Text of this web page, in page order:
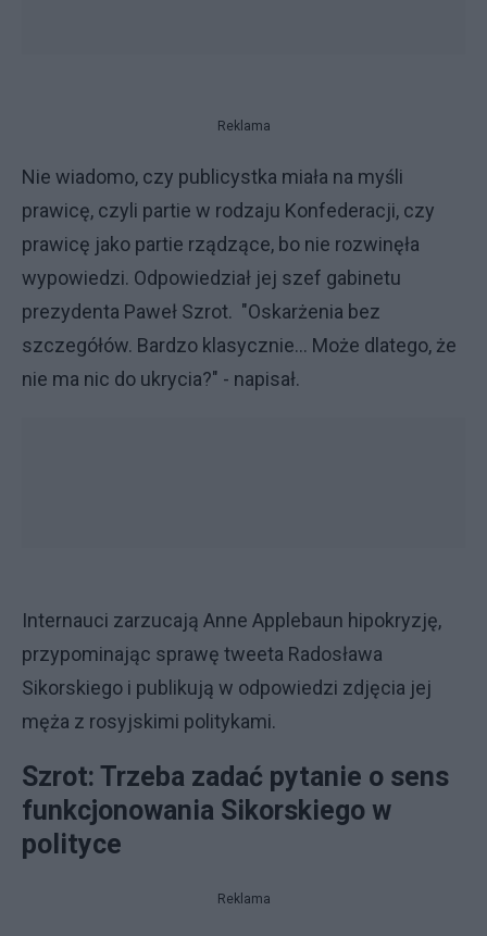
Reklama
Nie wiadomo, czy publicystka miała na myśli
prawicę, czyli partie w rodzaju Konfederacji, czy
prawicę jako partie rządzące, bo nie rozwinęła
wypowiedzi. Odpowiedział jej szef gabinetu
prezydenta Paweł Szrot. "Oskarżenia bez
szczegółów. Bardzo klasycznie... Może dlatego, że
nie ma nic do ukrycia?" - napisał.
Internauci zarzucają Anne Applebaun hipokryzję,
przypominając sprawę tweeta Radosława
Sikorskiego i publikują w odpowiedzi zdjęcia jej
męża z rosyjskimi politykami.
Szrot: Trzeba zadać pytanie o sens
funkcjonowania Sikorskiego w
polityce
Reklama